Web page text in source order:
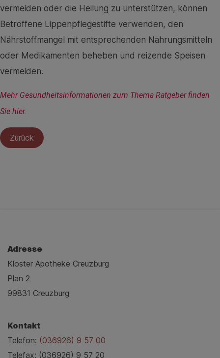
Zurück
vermeiden oder die Heilung zu unterstützen, können
Betroffene Lippenpflegestifte verwenden, den
Nährstoffmangel mit entsprechenden Nahrungsmitteln
oder Medikamenten beheben und reizende Speisen
vermeiden.
Mehr Gesundheitsinformationen zum Thema Ratgeber finden
Sie hier.
Adresse
Kloster Apotheke Creuzburg
Plan 2
99831 Creuzburg
Kontakt
Telefon: (036926) 9 57 00
Telefax: (036926) 9 57 20